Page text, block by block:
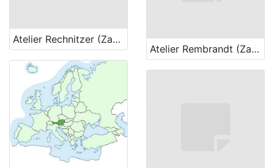
Atelier Rechnitzer (Zagreb)
Atelier Rembrandt (Zagreb)